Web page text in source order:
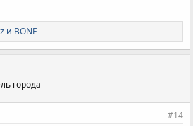
и BONE
города
#14